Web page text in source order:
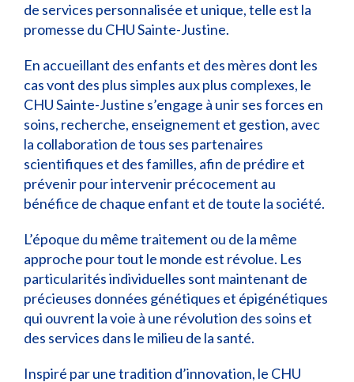
de services personnalisée et unique, telle est la
promesse du CHU Sainte-Justine.
En accueillant des enfants et des mères dont les
cas vont des plus simples aux plus complexes, le
CHU Sainte-Justine s’engage à unir ses forces en
soins, recherche, enseignement et gestion, avec
la collaboration de tous ses partenaires
scientifiques et des familles, afin de prédire et
prévenir pour intervenir précocement au
bénéfice de chaque enfant et de toute la société.
L’époque du même traitement ou de la même
approche pour tout le monde est révolue. Les
particularités individuelles sont maintenant de
précieuses données génétiques et épigénétiques
qui ouvrent la voie à une révolution des soins et
des services dans le milieu de la santé.
Inspiré par une tradition d’innovation, le CHU